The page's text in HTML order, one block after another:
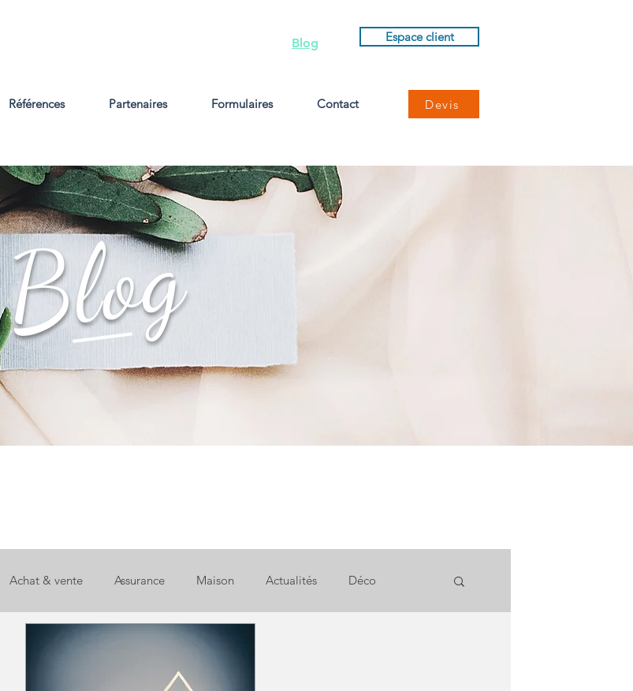
Blog Espace client
Références Partenaires Formulaires Contact Devis
Blog
Achat & vente Assurance Maison Actualités Déco